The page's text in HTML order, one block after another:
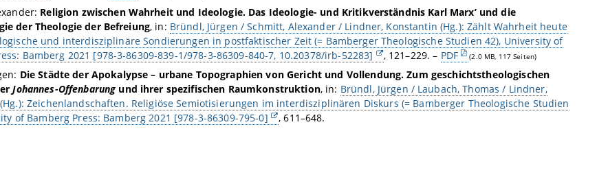
Religion zwischen Wahrheit und Ideologie. Das Ideologie- und Kritikverständnis Karl Marx’ und die
der Theologie der Befreiung, in: Bründl, Jürgen / Schmitt, Alexander / Lindner, Konstantin (Hg.): Zählt Wahrheit heute
und interdisziplinäre Sondierungen in postfaktischer Zeit (= Bamberger Theologische Studien 42), University of
Bamberg 2021 [978-3-86309-839-1/978-3-86309-840-7, 10.20378/irb-52283]
, 121–229. – PDF (2.0 MB, 117 Seiten)
Die Städte der Apokalypse – urbane Topographien von Gericht und Vollendung. Zum geschichtstheologischen
Johannes-Offenbarung und ihrer spezifischen Raumkonstruktion, in: Bründl, Jürgen / Laubach, Thomas / Lindner,
Zeichenlandschaften. Religiöse Semiotisierungen im interdisziplinären Diskurs (= Bamberger Theologische Studien
of Bamberg Press: Bamberg 2021 [978-3-86309-795-0]
, 611–648.